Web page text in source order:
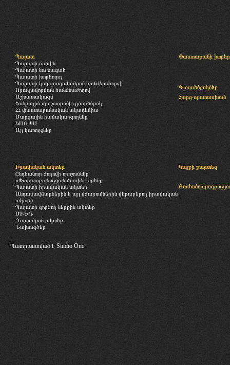
Պալատ
Պալատի մասին
Պալատի նախագահ
Պալատի խորհուրդ
Պալատի կարգապահական հանձնաժողով
Որակավորման հանձնաժողով
Աշխատակազմ
Հանրային պաշտպանի գրասենյակ
ՀՀ փաստաբանական ակադեմիա
Մարզային համակարգողներ
ԿԱՌՊԱ
Այլ կառույցներ
Փաստաբանի
Գրասենյակներ
Հարց-պատասխան
Իրավական ակտեր
Ընդհանուր ժողովի որոշումներ
«Փաստաբանության մասին» օրենք
Պալատի իրավական ակտեր
Անդամավճարներին և այլ վճարումներին վերաբերող իրավական
ակտեր
Պալատի գործող ներքին ակտեր
ՄԻԵԴ
Դատական ակտեր
Նախագծեր
Կայքի քարտեզ
Պատրաստված է Studio One.